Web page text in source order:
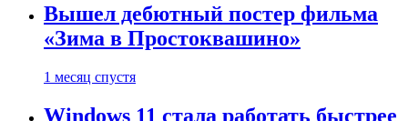
Вышел дебютный постер фильма
«Зима в Простоквашино»
1 месяц спустя
Windows 11 стала работать быстрее